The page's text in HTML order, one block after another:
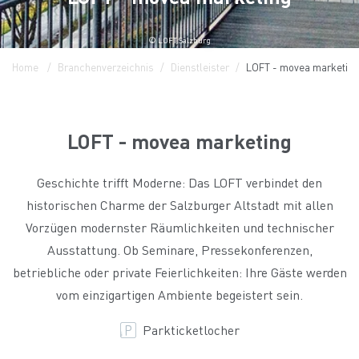
© LOFT Salzburg
Home Branchenverzeichnis Dienstleister LOFT - movea marketing
LOFT - movea marketing
Geschichte trifft Moderne: Das LOFT verbindet den
historischen Charme der Salzburger Altstadt mit allen
Vorzügen modernster Räumlichkeiten und technischer
Ausstattung. Ob Seminare, Pressekonferenzen,
betriebliche oder private Feierlichkeiten: Ihre Gäste werden
vom einzigartigen Ambiente begeistert sein.
Parkticketlocher